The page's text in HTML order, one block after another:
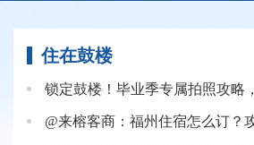
住在鼓楼
@来榕客商：福州住宿怎么订？